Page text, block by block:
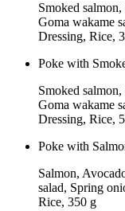
Smoked
Goma wakame
Dressing, Rice,
Poke with
Smoked
Goma wakame
Dressing, Rice,
Poke with
Salmon,
salad, Spring
Rice, 350 g